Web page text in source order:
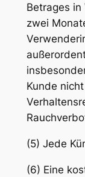
Betrages
zwei
Kunde
(5) Jede
(6) Eine